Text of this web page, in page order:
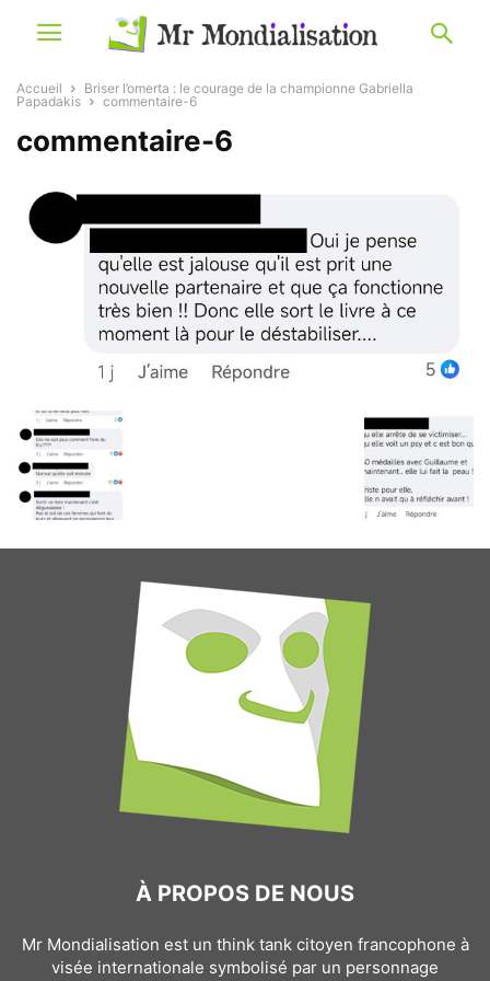
Accueil
Briser l’omerta : le courage de la championne Gabriella
Papadakis
commentaire-6
commentaire-6
À PROPOS DE NOUS
Mr Mondialisation est un think tank citoyen francophone à
visée internationale symbolisé par un personnage